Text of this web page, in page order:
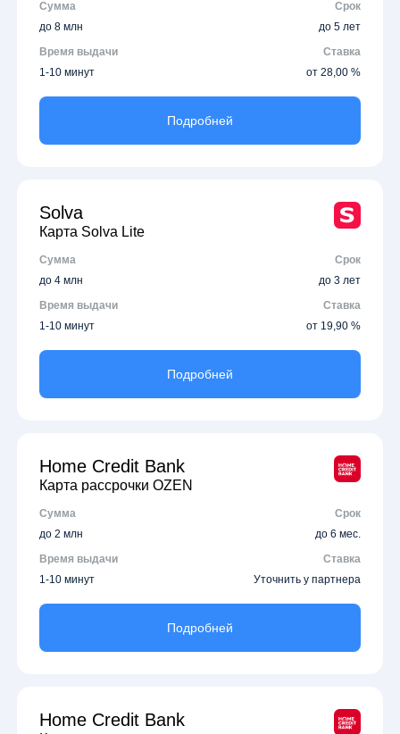
Сумма
Срок
до 8 млн
до 5 лет
Время выдачи
Ставка
1-10 минут
от 28,00 %
Подробней
Solva
Карта Solva Lite
Сумма
Срок
до 4 млн
до 3 лет
Время выдачи
Ставка
1-10 минут
от 19,90 %
Подробней
Home Credit Bank
Карта рассрочки OZEN
Сумма
Срок
до 2 млн
до 6 мес.
Время выдачи
Ставка
1-10 минут
Уточнить у партнера
Подробней
Home Credit Bank